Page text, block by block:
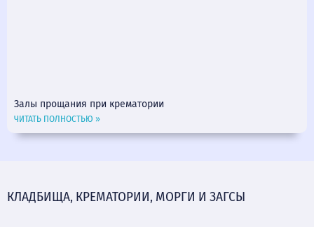
Залы прощания при крематории
ЧИТАТЬ ПОЛНОСТЬЮ »
КЛАДБИЩА, КРЕМАТОРИИ, МОРГИ И ЗАГСЫ